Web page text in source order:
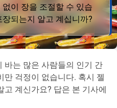
이 장을 조절할 수 있습
되는지 알고 계십니까?
바는 많은 사람들의 인기 간
만 걱정이 없습니다. 혹시 젤
고 계신가요? 답은 본 기사에